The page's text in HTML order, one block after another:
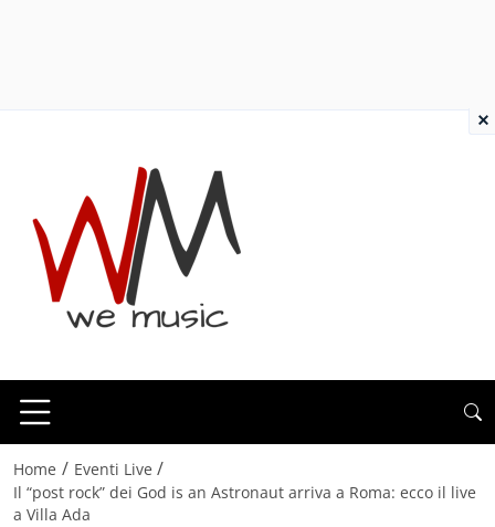
Home / Eventi Live /
Il “post rock” dei God is an Astronaut arriva a Roma: ecco il live
a Villa Ada
×